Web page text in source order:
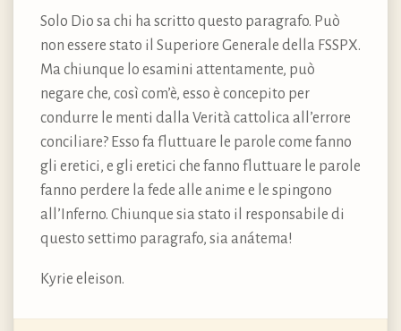
Solo Dio sa chi ha scritto questo paragrafo. Può
non essere stato il Superiore Generale della FSSPX.
Ma chiunque lo esamini attentamente, può
negare che, così com’è, esso è concepito per
condurre le menti dalla Verità cattolica all’errore
conciliare? Esso fa fluttuare le parole come fanno
gli eretici, e gli eretici che fanno fluttuare le parole
fanno perdere la fede alle anime e le spingono
all’Inferno. Chiunque sia stato il responsabile di
questo settimo paragrafo, sia anátema!
Kyrie eleison.